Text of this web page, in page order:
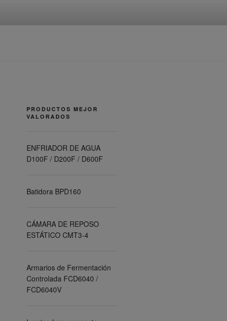
PRODUCTOS MEJOR
VALORADOS
ENFRIADOR DE AGUA
D100F / D200F / D600F
Batidora BPD160
CÁMARA DE REPOSO
ESTÁTICO CMT3-4
Armarios de Fermentación
Controlada FCD6040 /
FCD6040V